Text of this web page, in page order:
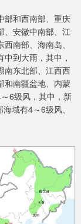
部和西南部、重庆
、安徽中南部、江
南部、海南岛、
到大雨，其中，
南东北部、江西西
和南疆盆地、内蒙
6级风，其中，新
域有4～6级风、